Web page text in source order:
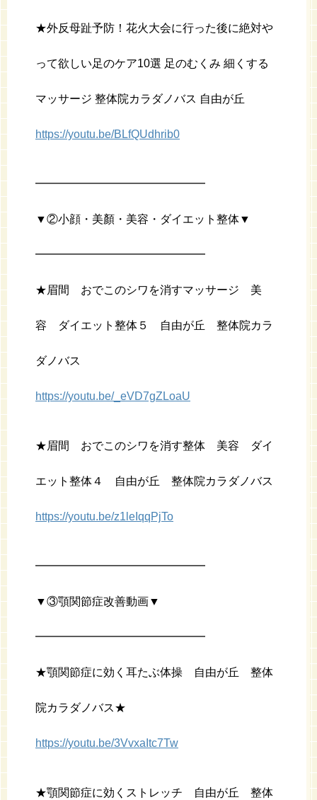
★外反母趾予防！花火大会に行った後に絶対や
って欲しい足のケア10選 足のむくみ 細くする
マッサージ 整体院カラダノバス 自由が丘
https://youtu.be/BLfQUdhrib0
━━━━━━━━━━━━━━━
▼②小顔・美顏・美容・ダイエット整体▼
━━━━━━━━━━━━━━━
★眉間 おでこのシワを消すマッサージ 美
容 ダイエット整体５ 自由が丘 整体院カラ
ダノバス
https://youtu.be/_eVD7gZLoaU
★眉間 おでこのシワを消す整体 美容 ダイ
エット整体４ 自由が丘 整体院カラダノバス
https://youtu.be/z1leIqqPjTo
━━━━━━━━━━━━━━━
▼③顎関節症改善動画▼
━━━━━━━━━━━━━━━
★顎関節症に効く耳たぶ体操 自由が丘 整体
院カラダノバス★
https://youtu.be/3VvxaItc7Tw
★顎関節症に効くストレッチ 自由が丘 整体